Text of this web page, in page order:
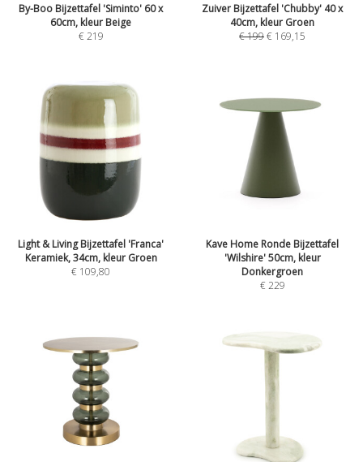
By-Boo Bijzettafel 'Siminto' 60 x
60cm, kleur Beige
€219
Zuiver Bijzettafel 'Chubby' 40 x
40cm, kleur Groen
€199€ 169,15
Light & Living Bijzettafel 'Franca'
Keramiek, 34cm, kleur Groen
€ 109,80
Kave Home Ronde Bijzettafel
'Wilshire' 50cm, kleur
Donkergroen
€229